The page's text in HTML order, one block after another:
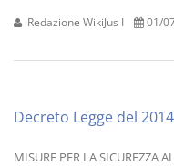
Redazione WikiJus I 01/
Decreto Legge del
MISURE PER LA SICUREZZA